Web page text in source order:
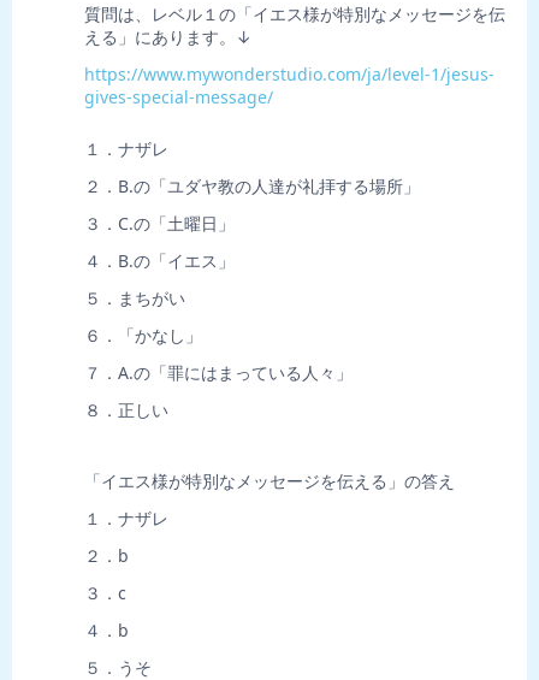
質問は、レベル１の「イエス様が特別なメッセージを伝
える」にあります。↓
https://www.mywonderstudio.com/ja/level-1/jesus-
gives-special-message/
１．ナザレ
２．B.の「ユダヤ教の人達が礼拝する場所」
３．C.の「土曜日」
４．B.の「イエス」
５．まちがい
６．「かなし」
７．A.の「罪にはまっている人々」
８．正しい
「イエス様が特別なメッセージを伝える」の答え
１．ナザレ
２．b
３．c
４．b
５．うそ